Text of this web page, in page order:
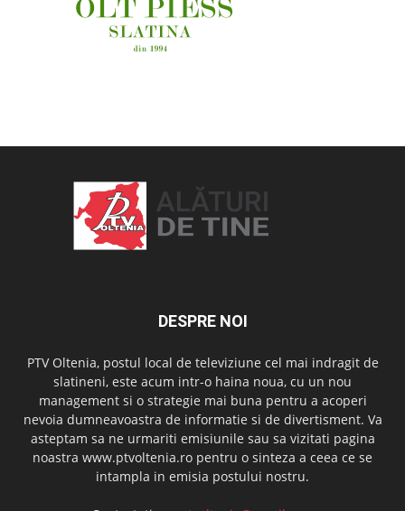
DESPRE NOI
PTV Oltenia, postul local de televiziune cel mai indragit de
slatineni, este acum intr-o haina noua, cu un nou
management si o strategie mai buna pentru a acoperi
nevoia dumneavoastra de informatie si de divertisment. Va
asteptam sa ne urmariti emisiunile sau sa vizitati pagina
noastra www.ptvoltenia.ro pentru o sinteza a ceea ce se
intampla in emisia postului nostru.